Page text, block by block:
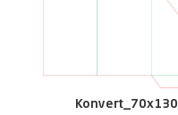
Konvert_70x130